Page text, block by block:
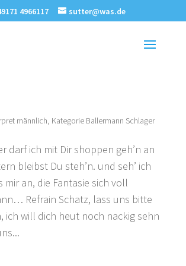
4966117 sutter@was.de
männlich, Kategorie Ballermann Schlager
darf ich mit Dir shoppen geh’n an
bleibst Du steh’n. und seh’ ich
mir an, die Fantasie sich voll
Refrain Schatz, lass uns bitte
ich will dich heut noch nackig sehn